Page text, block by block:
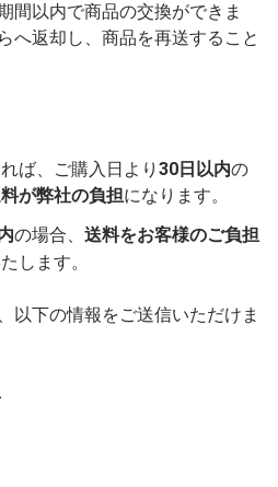
間以内で商品の交換ができま
へ返却し、商品を再送すること
ば、ご購入日より 30日以内の
が弊社の負担になります。
の場合、 送料をお客様のご負担
します。
以下の情報をご送信いただけま